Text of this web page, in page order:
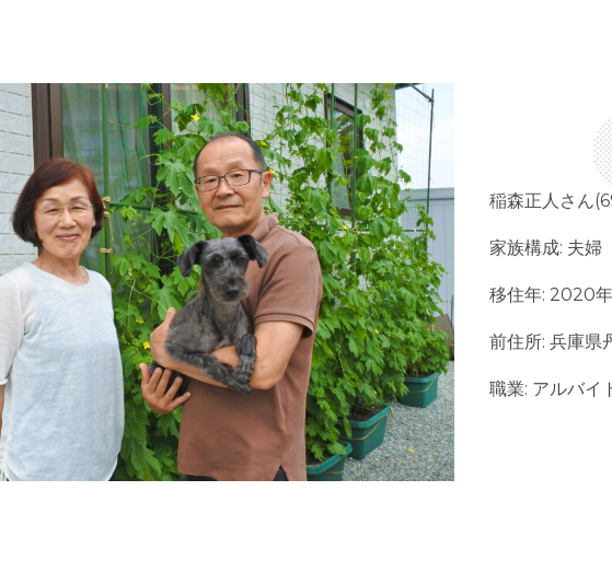
稲森正人さん
家族構成: 夫婦
移住年: 2020
前住所: 兵庫県
職業: アルバイ